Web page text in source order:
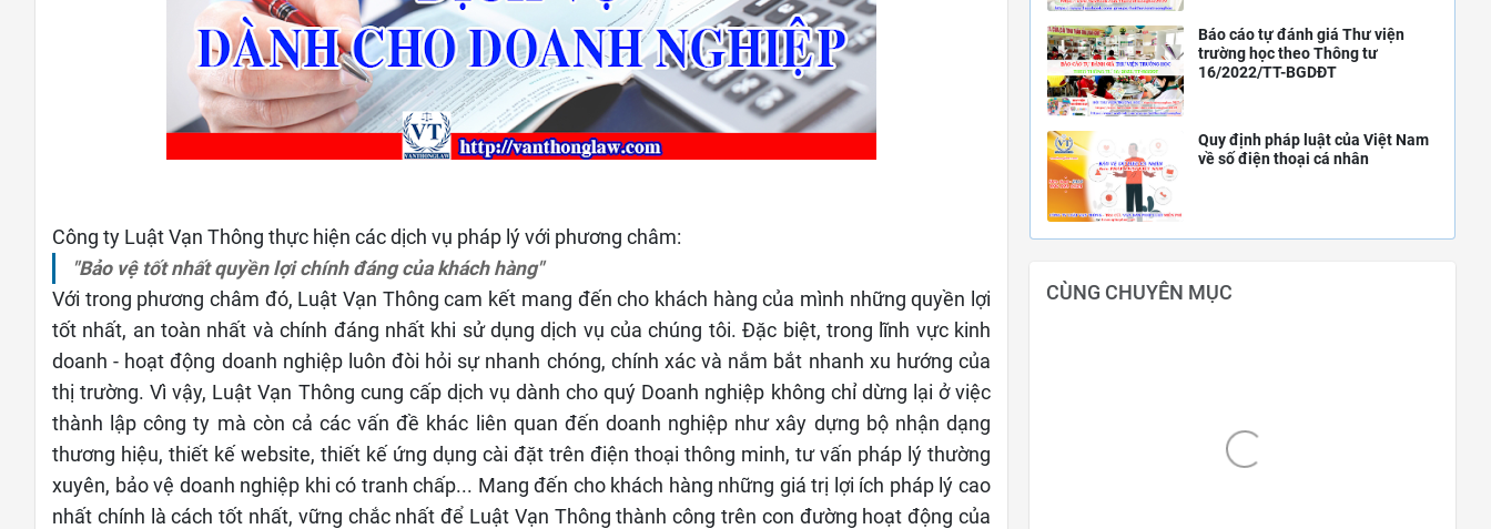
Công ty Luật Vạn Thông thực hiện các dịch vụ pháp lý với phương châm:
"Bảo vệ tốt nhất quyền lợi chính đáng của khách hàng"
Với trong phương châm đó, Luật Vạn Thông cam kết mang đến cho khách hàng của mình những quyền lợi
tốt nhất, an toàn nhất và chính đáng nhất khi sử dụng dịch vụ của chúng tôi. Đặc biệt, trong lĩnh vực kinh
doanh - hoạt động doanh nghiệp luôn đòi hỏi sự nhanh chóng, chính xác và nắm bắt nhanh xu hướng của
thị trường. Vì vậy, Luật Vạn Thông cung cấp dịch vụ dành cho quý Doanh nghiệp không chỉ dừng lại ở việc
thành lập công ty mà còn cả các vấn đề khác liên quan đến doanh nghiệp như xây dựng bộ nhận dạng
thương hiệu, thiết kế website, thiết kế ứng dụng cài đặt trên điện thoại thông minh, tư vấn pháp lý thường
xuyên, bảo vệ doanh nghiệp khi có tranh chấp... Mang đến cho khách hàng những giá trị lợi ích pháp lý cao
nhất chính là cách tốt nhất, vững chắc nhất để Luật Vạn Thông thành công trên con đường hoạt động của
Báo cáo tự đánh giá Thư viện
trường học theo Thông tư
16/2022/TT-BGDĐT
Quy định pháp luật của Việt Nam
về số điện thoại cá nhân
CÙNG CHUYÊN MỤC